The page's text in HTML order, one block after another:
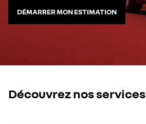
DÉMARRER MON ESTIMATION
Découvrez nos services